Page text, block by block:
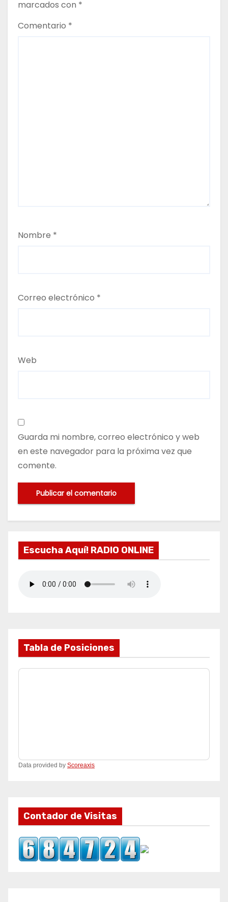
r
a
marcados con *
Comentario *
Nombre *
Correo electrónico *
Web
Guarda mi nombre, correo electrónico y web
en este navegador para la próxima vez que
comente.
Escucha Aquí! RADIO ONLINE
Tabla de Posiciones
Data provided by Scoreaxis
Contador de Visitas